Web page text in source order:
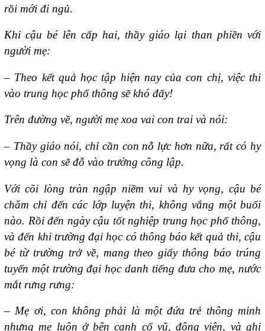
rồi mới đi ngủ.
Khi cậu bé lên cấp hai, thầy giáo lại than phiền với
người mẹ:
– Theo kết quả học tập hiện nay của con chị, việc thi
vào trung học phổ thông sẽ khó đấy!
Trên đường về, người mẹ xoa vai con trai và nói:
– Thầy giáo nói, chỉ cần con nỗ lực hơn nữa, rất có hy
vọng là con sẽ đỗ vào trường công lập.
Với cõi lòng tràn ngập niềm vui và hy vọng, cậu bé
chăm chỉ đến các lớp luyện thi, không vắng một buổi
nào. Rồi đến ngày cậu tốt nghiệp trung học phổ thông,
và đến khi trường đại học có thông báo kết quả thi, cậu
bé từ trường trở về, mang theo giấy thông báo trúng
tuyển một trường đại học danh tiếng đưa cho mẹ, nước
mắt rưng rưng:
– Mẹ ơi, con không phải là một đứa trẻ thông minh
nhưng mẹ luôn ở bên cạnh cổ vũ, động viên, và ghi